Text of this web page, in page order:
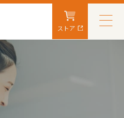
ストア